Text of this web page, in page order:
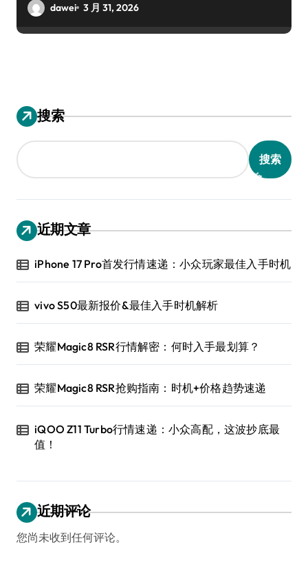
dawei 3 月 31, 2026
搜索
搜索
近期文章
iPhone 17 Pro首发行情速递：小众玩家最佳入手时机
vivo S50最新报价&最佳入手时机解析
荣耀Magic8 RSR行情解密：何时入手最划算？
荣耀Magic8 RSR抢购指南：时机+价格趋势速递
iQOO Z11 Turbo行情速递：小众高配，这波抄底最
值！
近期评论
您尚未收到任何评论。